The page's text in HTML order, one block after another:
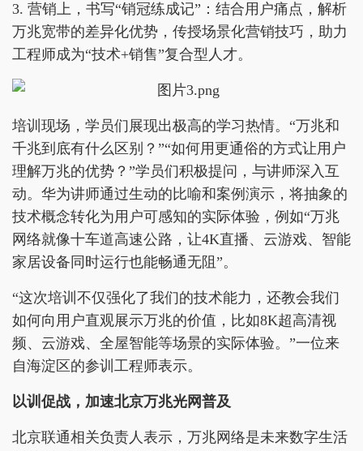
3. 营销上，书写“销冠练成记”：结合用户痛点，解析
万兆宽带的差异化优势，传授场景化营销技巧，助力
工程师成为“技术+销售”复合型人才。
培训现场，学员们展现出极高的学习热情。“万兆和
千兆到底有什么区别？”“如何用更通俗的方式让用户
理解万兆的优势？”学员们积极提问，与讲师深入互
动。华为讲师通过生动的比喻和案例演示，将抽象的
技术概念转化为用户可感知的实际体验，例如“万兆
网络就像十车道高速公路，让4K直播、云游戏、智能
家居设备同时运行也能畅通无阻”。
“这次培训不仅强化了我们的技术能力，还教会我们
如何向用户直观展示万兆的价值，比如8K超高清视
频、云游戏、全屋智能等场景的实际体验。”一位来
自海淀区的参训工程师表示。
以训促战，加速北京万兆光网普及
北京联通相关负责人表示，万兆网络是未来数字生活